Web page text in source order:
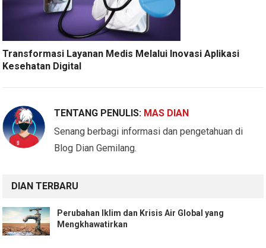
Transformasi Layanan Medis Melalui Inovasi Aplikasi
Kesehatan Digital
TENTANG PENULIS: MAS DIAN
Senang berbagi informasi dan pengetahuan di
Blog Dian Gemilang.
DIAN TERBARU
Perubahan Iklim dan Krisis Air Global yang
Mengkhawatirkan